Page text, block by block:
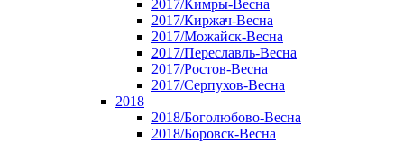
2017/Кимры-Весна
2017/Киржач-Весна
2017/Можайск-Весна
2017/Переславль-Весна
2017/Ростов-Весна
2017/Серпухов-Весна
2018
2018/Боголюбово-Весна
2018/Боровск-Весна